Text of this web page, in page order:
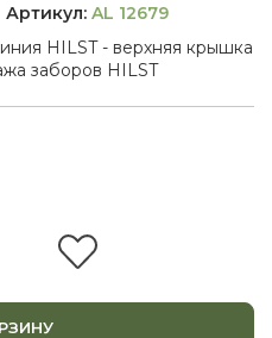
Артикул: AL 12679
HILST - верхняя крышка
заборов HILST